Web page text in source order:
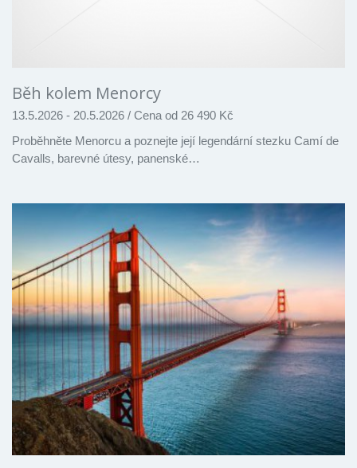
Běh kolem Menorcy
13.5.2026 - 20.5.2026 / Cena od 26 490 Kč
Proběhněte Menorcu a poznejte její legendární stezku Camí de
Cavalls, barevné útesy, panenské…